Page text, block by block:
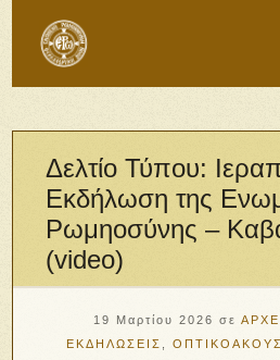
Δελτίο Τύπου:
Εκδήλωση της
Ρωμηοσύνης –
(video)
19 Μαρτίου 2026 σε
ΕΚΔΗΛΩΣΕΙΣ